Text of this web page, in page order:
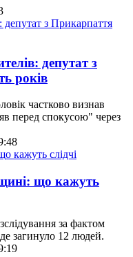
депутат з
років
частково визнав
перед спокусою" через
що кажуть
за фактом
загинуло 12 людей.